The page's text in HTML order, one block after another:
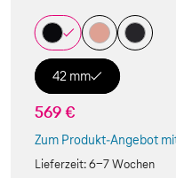
42 mm
569 €
Zum Produkt-Angebot
(Der Link wird in einem
Lieferzeit:6-7 Wochen